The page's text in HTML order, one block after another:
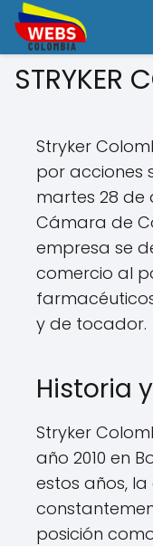
STRYKER
Stryker
por acciones
martes 28 de
Cámara de
empresa se
comercio al
y de tocador.
Historia
Stryker
año 2010 en
estos años,
posición